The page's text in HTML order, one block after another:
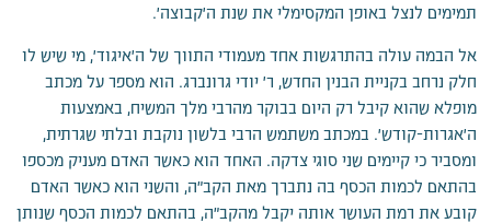
תמימים לנצל באופן המקסימלי את שנת ה'קבוצה'.
אל הבמה עולה בהתרגשות אחד מעמודי התווך של ה'איגוד', מי שיש לו
חלק נרחב בקניית הבנין החדש, ר' יודי גרונברג. הוא מספר על מכתב
מופלא שהוא קיבל רק היום בבוקר מהרבי מלך המשיח, באמצעות
ה'אגרות-קודש'. במכתב משתמש הרבי בלשון נוקבת ובלתי שגרתית,
ומסביר כי קיימים שני סוגי צדקה. האחד הוא כאשר האדם מעניק מכספו
בהתאם לכמות הכסף בה נתברך מאת הקב"ה, והשני הוא כאשר האדם
קובע את רמת העושר אותה יקבל מהקב"ה, בהתאם לכמות הכסף שנותן